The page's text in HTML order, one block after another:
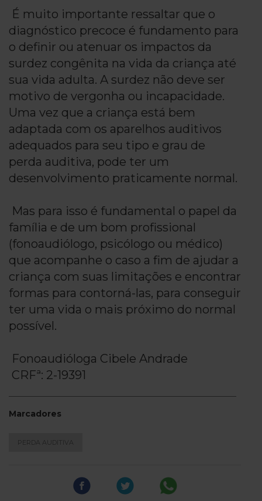
É muito importante ressaltar que o
diagnóstico precoce é fundamento para
o definir ou atenuar os impactos da
surdez congênita na vida da criança até
sua vida adulta. A surdez não deve ser
motivo de vergonha ou incapacidade.
Uma vez que a criança está bem
adaptada com os aparelhos auditivos
adequados para seu tipo e grau de
perda auditiva, pode ter um
desenvolvimento praticamente normal.
Mas para isso é fundamental o papel da
família e de um bom profissional
(fonoaudiólogo, psicólogo ou médico)
que acompanhe o caso a fim de ajudar a
criança com suas limitações e encontrar
formas para contorná-las, para conseguir
ter uma vida o mais próximo do normal
possível.
Fonoaudióloga Cibele Andrade
CRFª: 2-19391
Marcadores
PERDA AUDITIVA